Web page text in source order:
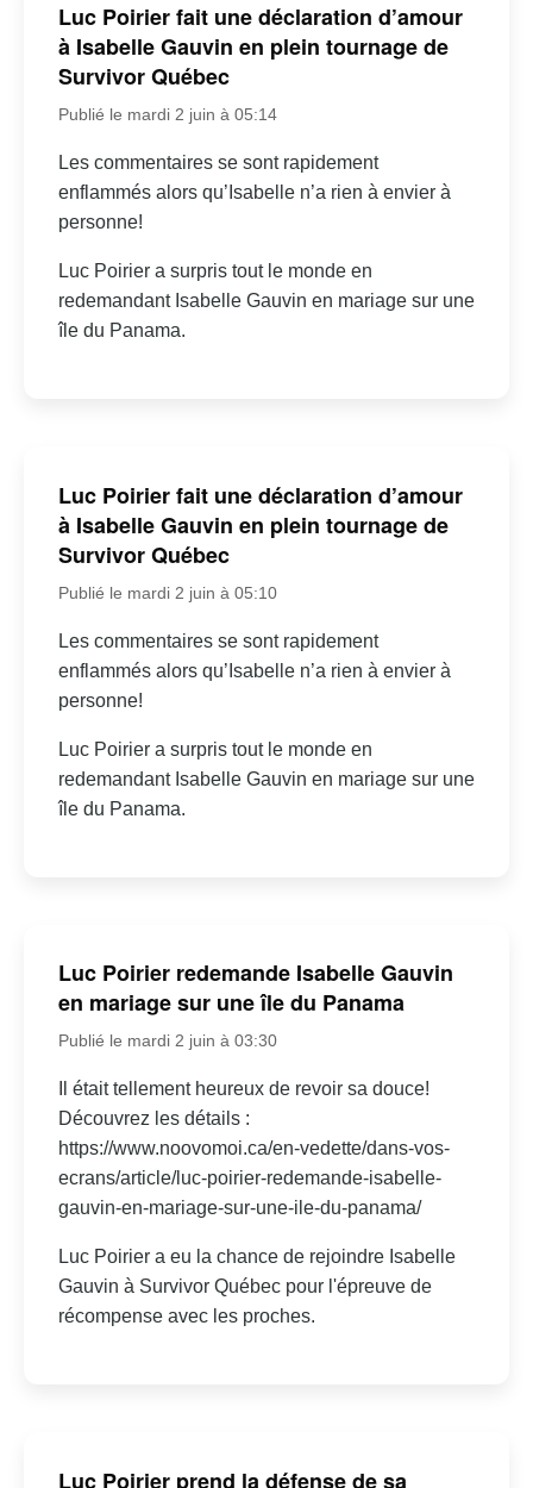
Luc Poirier fait une déclaration d’amour
à Isabelle Gauvin en plein tournage de
Survivor Québec
Publié le mardi 2 juin à 05:14
Les commentaires se sont rapidement
enflammés alors qu’Isabelle n’a rien à envier à
personne!
Luc Poirier a surpris tout le monde en
redemandant Isabelle Gauvin en mariage sur une
île du Panama.
Luc Poirier fait une déclaration d’amour
à Isabelle Gauvin en plein tournage de
Survivor Québec
Publié le mardi 2 juin à 05:10
Les commentaires se sont rapidement
enflammés alors qu’Isabelle n’a rien à envier à
personne!
Luc Poirier a surpris tout le monde en
redemandant Isabelle Gauvin en mariage sur une
île du Panama.
Luc Poirier redemande Isabelle Gauvin
en mariage sur une île du Panama
Publié le mardi 2 juin à 03:30
Il était tellement heureux de revoir sa douce!
Découvrez les détails :
https://www.noovomoi.ca/en-vedette/dans-vos-
ecrans/article/luc-poirier-redemande-isabelle-
gauvin-en-mariage-sur-une-ile-du-panama/
Luc Poirier a eu la chance de rejoindre Isabelle
Gauvin à Survivor Québec pour l'épreuve de
récompense avec les proches.
Luc Poirier prend la défense de sa